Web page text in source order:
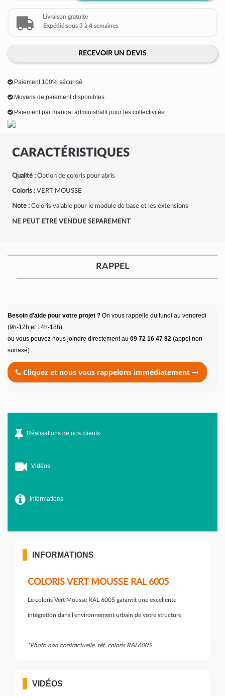
CARACTÉRISTIQUES
Qualité : Option de coloris pour abris
Coloris : VERT MOUSSE
Note : Coloris valable pour le module de base et les extensions
NE PEUT ETRE VENDUE SEPAREMENT
Livraison gratuite
Expédié sous 3 à 4 semaines
RECEVOIR UN DEVIS
Paiement 100% sécurisé
Moyens de paiement disponibles :
Paiement par mandat administratif pour les collectivités :
RAPPEL
Besoin d'aide pour votre projet ? On vous rappelle du lundi au vendredi
(9h-12h et 14h-18h)
ou vous pouvez nous joindre directement au 09 72 16 47 82 (appel non
surtaxé).
Cliquez et nous vous rappelons immédiatement
Réalisations de nos clients
Vidéos
Informations
INFORMATIONS
COLORIS VERT MOUSSE RAL 6005
Le coloris Vert Mousse RAL 6005 garantit une excellente
intégration dans l'environnement urbain de votre structure.
*Photo non contractuelle, réf. coloris RAL6005
VIDÉOS